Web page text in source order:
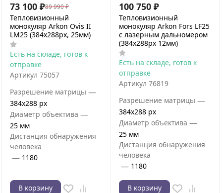
73 100 ₽89 990 ₽
Тепловизионный
монокуляр Arkon Ovis II
LM25 (384x288px, 25мм)
Есть на складе, готов к
отправке
Артикул 75057
Разрешение матрицы —
384x288 px
Диаметр объектива —
25 мм
Дистанция обнаружения
человека
— 1180
В корзину
100 750 ₽
Тепловизионный
монокуляр Arkon Fors LF25
с лазерным дальномером
(384x288px 12мм)
Есть на складе, готов к
отправке
Артикул 76819
Разрешение матрицы —
384x288 px
Диаметр объектива —
25 мм
Дистанция обнаружения
человека
— 1180
В корзину